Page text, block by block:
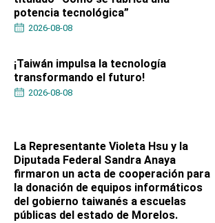
Presidential Office thanks US
Presidential Inauguration
Important Remarks of the
Taiwan government to open
advancing Taiwan-US
cooperation
potencia tecnológica”
2026-08-08
¡Taiwán impulsa la tecnología
transformando el futuro!
2026-08-08
La Representante Violeta Hsu y la
Diputada Federal Sandra Anaya
firmaron un acta de cooperación para
la donación de equipos informáticos
del gobierno taiwanés a escuelas
públicas del estado de Morelos.